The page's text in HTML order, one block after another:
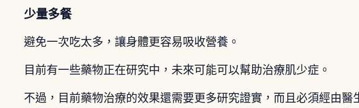
少量多餐
避免一次吃太多，讓身體更容易吸收營養。
目前有一些藥物正在研究中，未來可能可以幫助治療肌少症。
不過，目前藥物治療的效果還需要更多研究證實，而且必須經由醫